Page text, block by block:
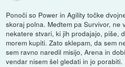
Ponoči so Power in Agility točke
skoraj polna. Medtem pa Survivor, ne
nekatere stvari, ki jih prodajajo, piše,
morem kupiti. Zato sklepam, da sem
sem ravno naredil misijo, Arena in
vendar nisem šel gledati in jo porabiti.